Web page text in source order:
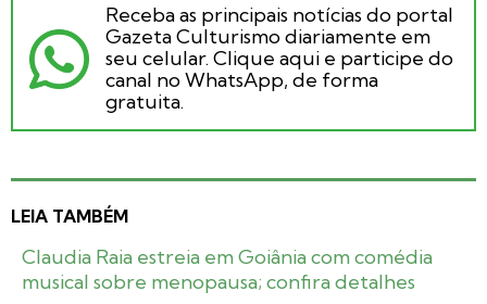
Receba as principais notícias do portal
Gazeta Culturismo diariamente em
seu celular. Clique aqui e participe do
canal no WhatsApp, de forma
gratuita.
LEIA TAMBÉM
Claudia Raia estreia em Goiânia com comédia
musical sobre menopausa; confira detalhes